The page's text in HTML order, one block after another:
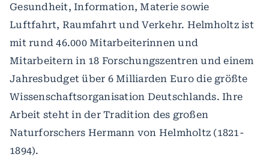
Gesundheit, Information, Materie sowie
Luftfahrt, Raumfahrt und Verkehr. Helmholtz ist
mit rund 46.000 Mitarbeiterinnen und
Mitarbeitern in 18 Forschungszentren und einem
Jahresbudget über 6 Milliarden Euro die größte
Wissenschaftsorganisation Deutschlands. Ihre
Arbeit steht in der Tradition des großen
Naturforschers Hermann von Helmholtz (1821-
1894).